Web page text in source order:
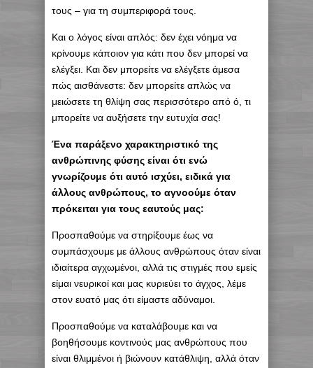
τους – για τη συμπεριφορά τους.
Και ο λόγος είναι απλός: δεν έχει νόημα να
κρίνουμε κάποιον για κάτι που δεν μπορεί να
ελέγξει. Και δεν μπορείτε να ελέγξετε άμεσα
πώς αισθάνεστε: δεν μπορείτε απλώς να
μειώσετε τη θλίψη σας περισσότερο από ό, τι
μπορείτε να αυξήσετε την ευτυχία σας!
Ένα παράξενο χαρακτηριστικό της
ανθρώπινης φύσης είναι ότι ενώ
γνωρίζουμε ότι αυτό ισχύει, ειδικά για
άλλους ανθρώπους, το αγνοούμε όταν
πρόκειται για τους εαυτούς μας:
Προσπαθούμε να στηρίξουμε έως να
συμπάσχουμε με άλλους ανθρώπους όταν είναι
ιδιαίτερα αγχωμένοι, αλλά τις στιγμές που εμείς
είμαι νευρικοί και μας κυριεύει το άγχος, λέμε
στον ευατό μας ότι είμαστε αδύναμοι.
Προσπαθούμε να καταλάβουμε και να
βοηθήσουμε κοντινούς μας ανθρώπους που
είναι θλιμμένοι ή βιώνουν κατάθλιψη, αλλά όταν